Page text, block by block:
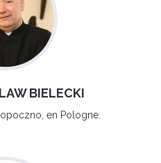
BIELECKI
en Pologne.